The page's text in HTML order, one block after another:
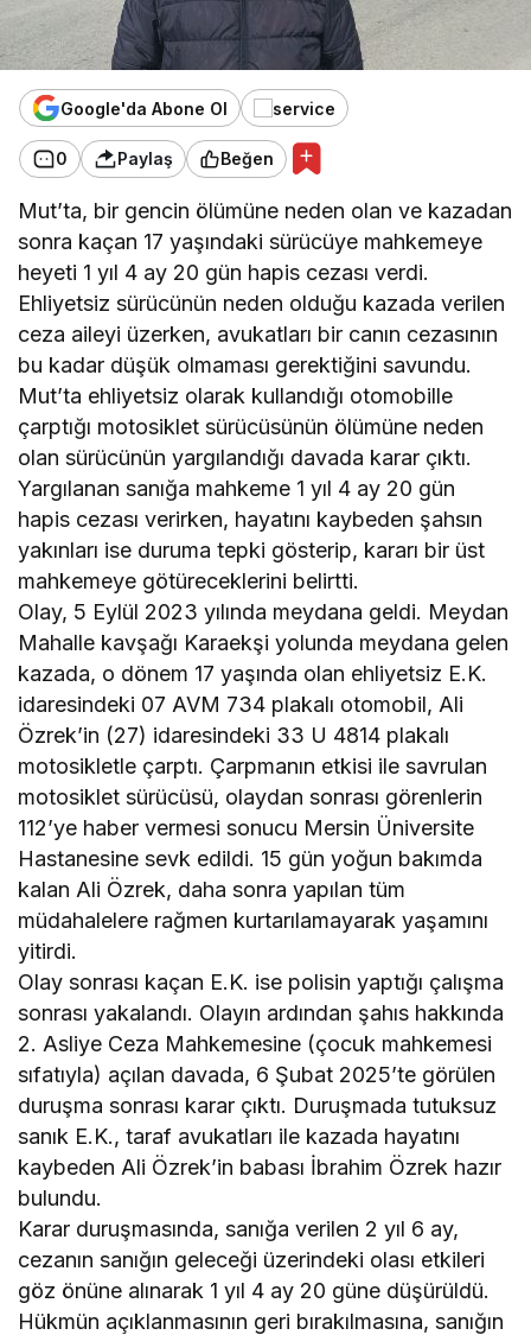
Google'da Abone Ol
0 Paylaş Beğen
Mut’ta, bir gencin ölümüne neden olan ve kazadan
sonra kaçan 17 yaşındaki sürücüye mahkemeye
heyeti 1 yıl 4 ay 20 gün hapis cezası verdi.
Ehliyetsiz sürücünün neden olduğu kazada verilen
ceza aileyi üzerken, avukatları bir canın cezasının
bu kadar düşük olmaması gerektiğini savundu.
Mut’ta ehliyetsiz olarak kullandığı otomobille
çarptığı motosiklet sürücüsünün ölümüne neden
olan sürücünün yargılandığı davada karar çıktı.
Yargılanan sanığa mahkeme 1 yıl 4 ay 20 gün
hapis cezası verirken, hayatını kaybeden şahsın
yakınları ise duruma tepki gösterip, kararı bir üst
mahkemeye götüreceklerini belirtti.
Olay, 5 Eylül 2023 yılında meydana geldi. Meydan
Mahalle kavşağı Karaekşi yolunda meydana gelen
kazada, o dönem 17 yaşında olan ehliyetsiz E.K.
idaresindeki 07 AVM 734 plakalı otomobil, Ali
Özrek’in (27) idaresindeki 33 U 4814 plakalı
motosikletle çarptı. Çarpmanın etkisi ile savrulan
motosiklet sürücüsü, olaydan sonrası görenlerin
112’ye haber vermesi sonucu Mersin Üniversite
Hastanesine sevk edildi. 15 gün yoğun bakımda
kalan Ali Özrek, daha sonra yapılan tüm
müdahalelere rağmen kurtarılamayarak yaşamını
yitirdi.
Olay sonrası kaçan E.K. ise polisin yaptığı çalışma
sonrası yakalandı. Olayın ardından şahıs hakkında
2. Asliye Ceza Mahkemesine (çocuk mahkemesi
sıfatıyla) açılan davada, 6 Şubat 2025’te görülen
duruşma sonrası karar çıktı. Duruşmada tutuksuz
sanık E.K., taraf avukatları ile kazada hayatını
kaybeden Ali Özrek’in babası İbrahim Özrek hazır
bulundu.
Karar duruşmasında, sanığa verilen 2 yıl 6 ay,
cezanın sanığın geleceği üzerindeki olası etkileri
göz önüne alınarak 1 yıl 4 ay 20 güne düşürüldü.
Hükmün açıklanmasının geri bırakılmasına, sanığın